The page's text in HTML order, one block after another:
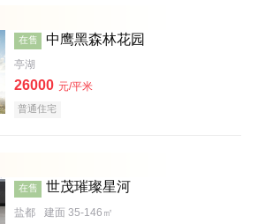
在售 中鹰黑森林花园
亭湖
26000 元/平米
普通住宅
在售 世茂璀璨星河
盐都 建面 35-146㎡